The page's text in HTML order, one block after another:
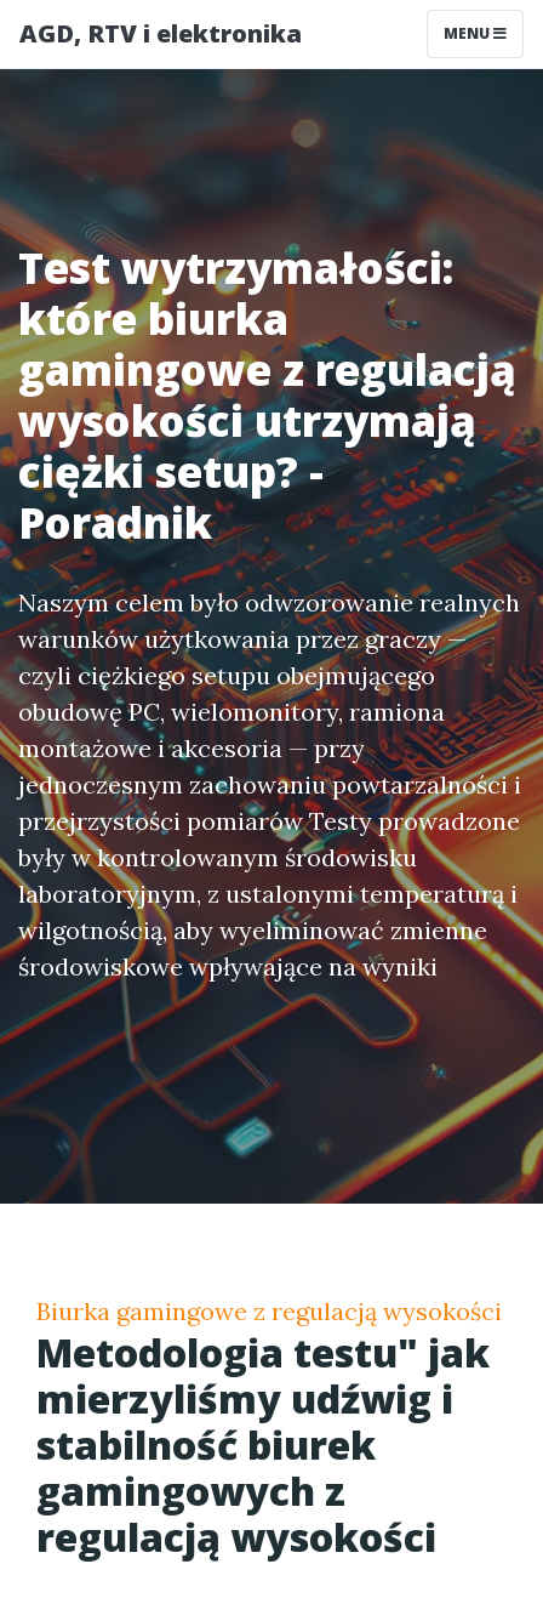
AGD, RTV i elektronika MENU
Test wytrzymałości:
które biurka
gamingowe z regulacją
wysokości utrzymają
ciężki setup? -
Poradnik
Naszym celem było odwzorowanie realnych
warunków użytkowania przez graczy —
czyli ciężkiego setupu obejmującego
obudowę PC, wielomonitory, ramiona
montażowe i akcesoria — przy
jednoczesnym zachowaniu powtarzalności i
przejrzystości pomiarów Testy prowadzone
były w kontrolowanym środowisku
laboratoryjnym, z ustalonymi temperaturą i
wilgotnością, aby wyeliminować zmienne
środowiskowe wpływające na wyniki
Biurka gamingowe z regulacją wysokości
Metodologia testu" jak
mierzyliśmy udźwig i
stabilność biurek
gamingowych z
regulacją wysokości